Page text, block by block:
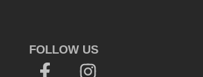
FOLLOW US